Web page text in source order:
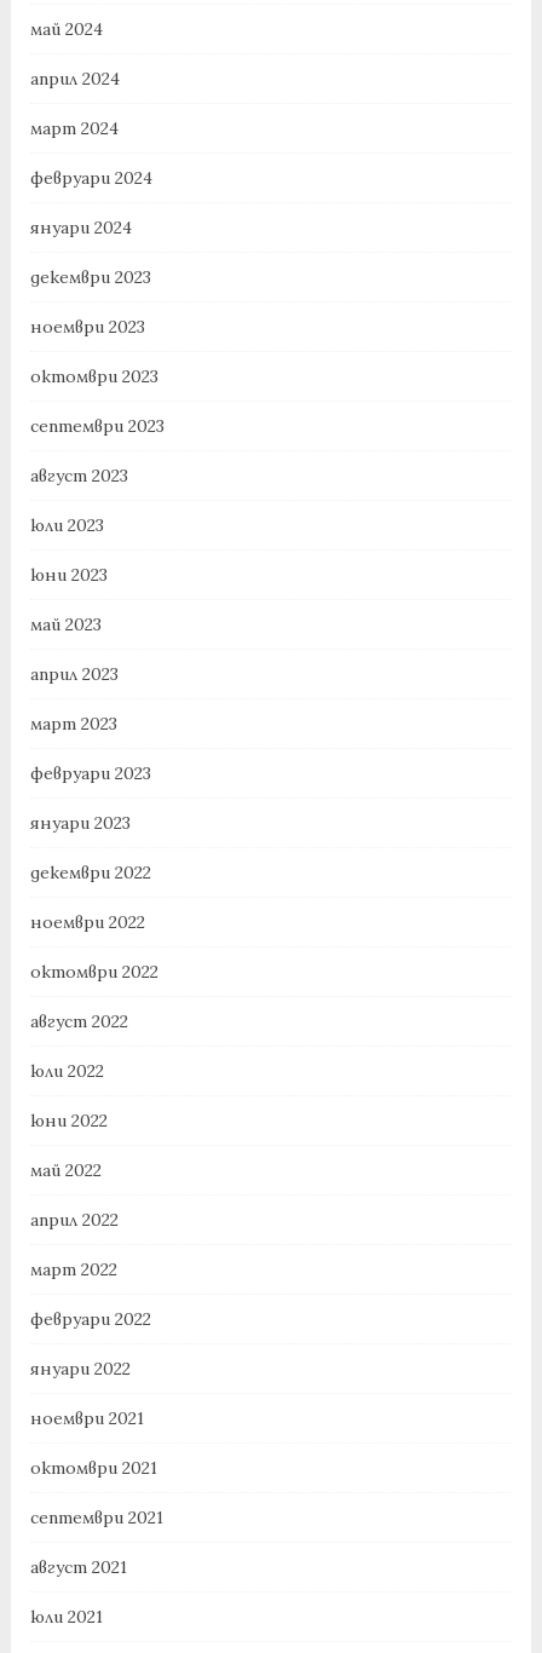
май 2024
април 2024
март 2024
февруари 2024
януари 2024
декември 2023
ноември 2023
октомври 2023
септември 2023
август 2023
юли 2023
юни 2023
май 2023
април 2023
март 2023
февруари 2023
януари 2023
декември 2022
ноември 2022
октомври 2022
август 2022
юли 2022
юни 2022
май 2022
април 2022
март 2022
февруари 2022
януари 2022
ноември 2021
октомври 2021
септември 2021
август 2021
юли 2021